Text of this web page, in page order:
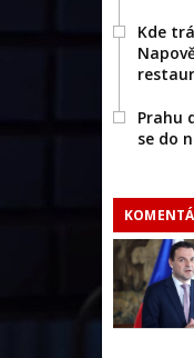
Kde
Prahu
se do